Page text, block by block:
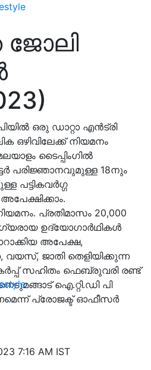
ജോലി
ഒരു ഡാറ്റാ എൻട്രി
ഒഴിവിലേക്ക് നിയമനം
ടൈപ്പിംഗിൽ
പരിജ്ഞാനവുമുള്ള 18നും
പട്ടികവർഗ്ഗ
പ്രതിമാസം 20,000
ഉദ്യോഗാർഥികൾ
അപേക്ഷ,
ജാതി തെളിയിക്കുന്ന
സഹിതം ഫെബ്രുവരി രണ്ട്
ഐ.റ്റി.ഡി പി
പ്രോജക്ട് ഓഫീസർ
7:16 AM IST